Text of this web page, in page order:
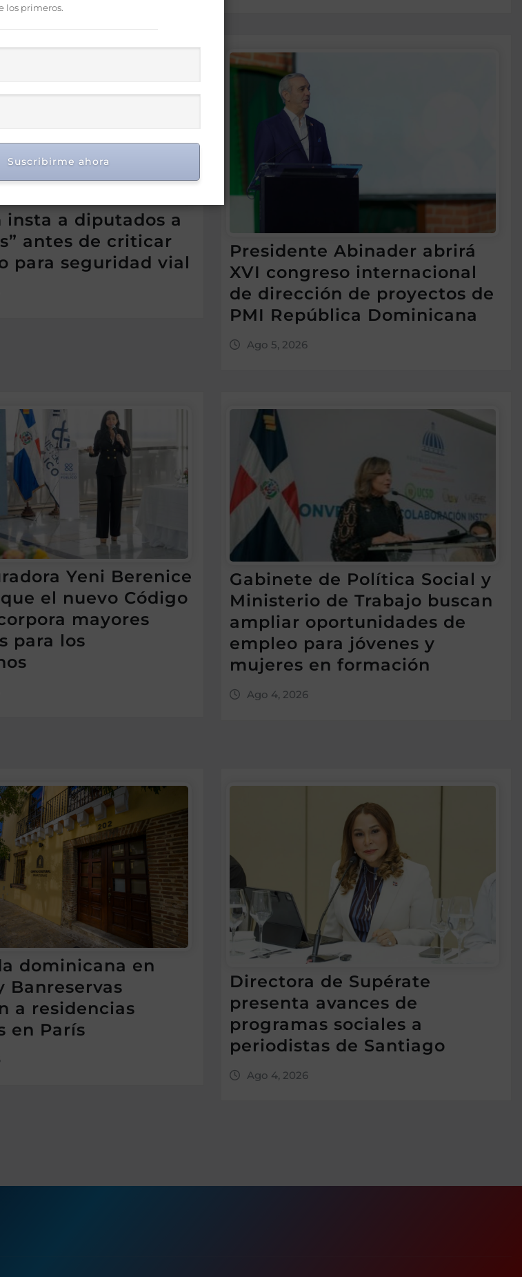
insta a diputados a
antes de criticar
para seguridad vial
Presidente Abinader abrirá
XVI congreso internacional
de dirección de proyectos de
PMI República Dominicana
Ago 5, 2026
Yeni Berenice
el nuevo Código
mayores
para los
Gabinete de Política Social y
Ministerio de Trabajo buscan
ampliar oportunidades de
empleo para jóvenes y
mujeres en formación
Ago 4, 2026
dominicana en
Banreservas
a residencias
en París
Directora de Supérate
presenta avances de
programas sociales a
periodistas de Santiago
Ago 4, 2026
los primeros.
Suscribirme ahora